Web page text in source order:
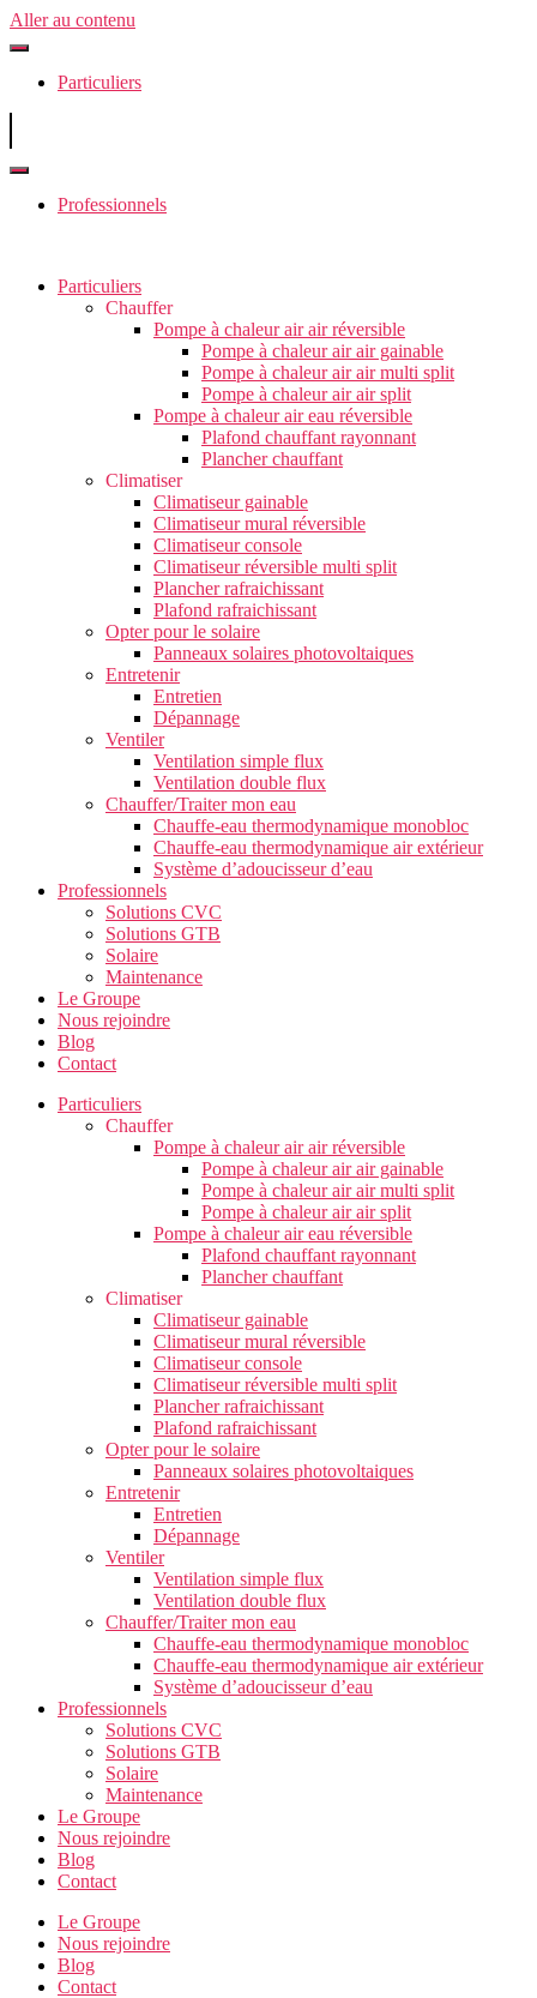
Aller au contenu
Particuliers
Professionnels
Particuliers
Chauffer
Pompe à chaleur air air réversible
Pompe à chaleur air air gainable
Pompe à chaleur air air multi split
Pompe à chaleur air air split
Pompe à chaleur air eau réversible
Plafond chauffant rayonnant
Plancher chauffant
Climatiser
Climatiseur gainable
Climatiseur mural réversible
Climatiseur console
Climatiseur réversible multi split
Plancher rafraichissant
Plafond rafraichissant
Opter pour le solaire
Panneaux solaires photovoltaiques
Entretenir
Entretien
Dépannage
Ventiler
Ventilation simple flux
Ventilation double flux
Chauffer/Traiter mon eau
Chauffe-eau thermodynamique monobloc
Chauffe-eau thermodynamique air extérieur
Système d’adoucisseur d’eau
Professionnels
Solutions CVC
Solutions GTB
Solaire
Maintenance
Le Groupe
Nous rejoindre
Blog
Contact
Particuliers
Chauffer
Pompe à chaleur air air réversible
Pompe à chaleur air air gainable
Pompe à chaleur air air multi split
Pompe à chaleur air air split
Pompe à chaleur air eau réversible
Plafond chauffant rayonnant
Plancher chauffant
Climatiser
Climatiseur gainable
Climatiseur mural réversible
Climatiseur console
Climatiseur réversible multi split
Plancher rafraichissant
Plafond rafraichissant
Opter pour le solaire
Panneaux solaires photovoltaiques
Entretenir
Entretien
Dépannage
Ventiler
Ventilation simple flux
Ventilation double flux
Chauffer/Traiter mon eau
Chauffe-eau thermodynamique monobloc
Chauffe-eau thermodynamique air extérieur
Système d’adoucisseur d’eau
Professionnels
Solutions CVC
Solutions GTB
Solaire
Maintenance
Le Groupe
Nous rejoindre
Blog
Contact
Le Groupe
Nous rejoindre
Blog
Contact